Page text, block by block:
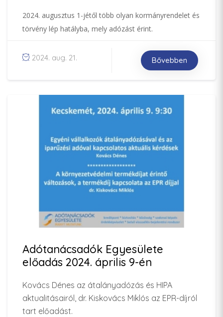
2024. augusztus 1-jétől több olyan kormányrendelet és
törvény lép hatályba, mely adózást érint.
2024. aug. 21. Bővebben
Adótanácsadók Egyesülete
előadás 2024. április 9-én
Kovács Dénes az átalányadózás és HIPA
aktualitásairól, dr. Kiskovács Miklós az EPR-díjról
tart előadást.